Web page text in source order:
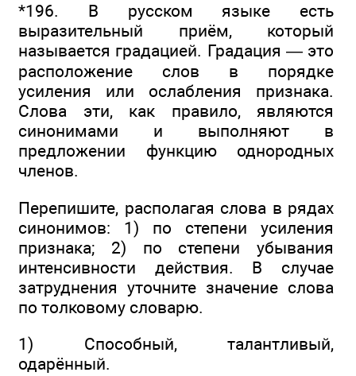
*196. В русском языке есть
выразительный приём, который
называется градацией. Градация — это
расположение слов в порядке
усиления или ослабления признака.
Слова эти, как правило, являются
синонимами и выполняют в
предложении функцию однородных
членов.
Перепишите, располагая слова в рядах
синонимов: 1) по степени усиления
признака; 2) по степени убывания
интенсивности действия. В случае
затруднения уточните значение слова
по толковому словарю.
1) Способный, талантливый,
одарённый.